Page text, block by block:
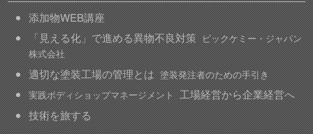
添加物WEB講座
「見える化」で進める異物不良対策 ビックケミー・ジャパン
株式会社
適切な塗装工場の管理とは 塗装発注者のための手引き
実践ボディショップマネージメント 工場経営から企業経営へ
技術を旅する